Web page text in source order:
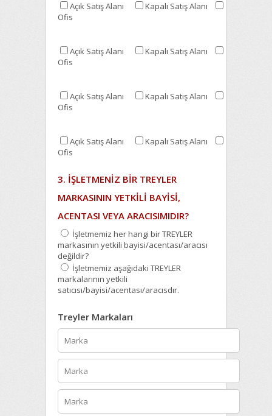
Açık Satış Alanı
Kapalı Satış Alanı
Ofis
Açık Satış Alanı
Kapalı Satış Alanı
Ofis
Açık Satış Alanı
Kapalı Satış Alanı
Ofis
Açık Satış Alanı
Kapalı Satış Alanı
Ofis
3. İŞLETMENİZ BİR TREYLER
MARKASININ YETKİLİ BAYİSİ,
ACENTASI VEYA ARACISIMIDIR?
İşletmemiz her hangi bir TREYLER
markasının yetkili bayisi/acentası/aracısı
değildir?
İşletmemiz aşağıdaki TREYLER
markalarının yetkili
satıcısı/bayisi/acentası/aracısdır.
Treyler Markaları